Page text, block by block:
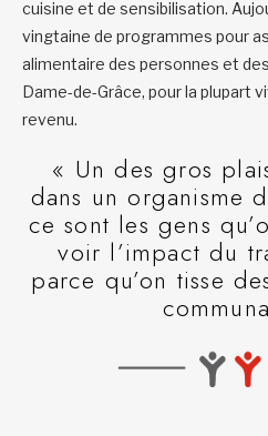
cuisine et de sensibilisation.
vingtaine de programmes pour
alimentaire des personnes et
Dame-de-Grâce, pour la plupart
revenu.
« Un des gros
dans un organisme
ce sont les gens
voir l’impact du
parce qu’on tisse